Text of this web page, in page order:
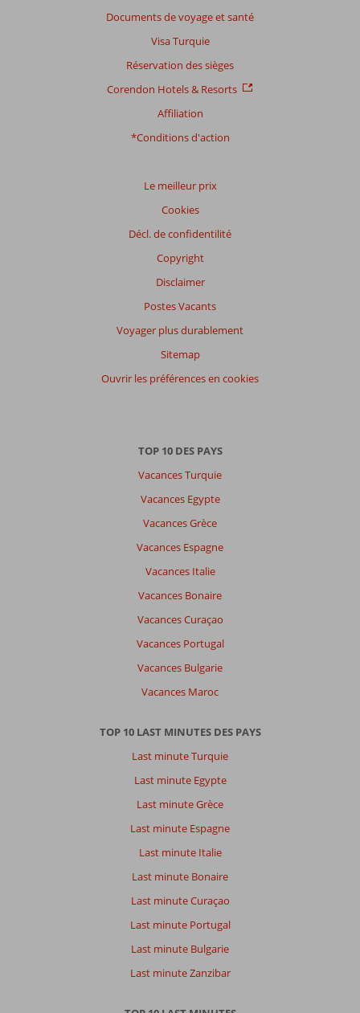
Documents de voyage et santé
Visa Turquie
Réservation des sièges
Corendon Hotels & Resorts
Affiliation
*Conditions d'action
Le meilleur prix
Cookies
Décl. de confidentilité
Copyright
Disclaimer
Postes Vacants
Voyager plus durablement
Sitemap
Ouvrir les préférences en cookies
TOP 10 DES PAYS
Vacances Turquie
Vacances Egypte
Vacances Grèce
Vacances Espagne
Vacances Italie
Vacances Bonaire
Vacances Curaçao
Vacances Portugal
Vacances Bulgarie
Vacances Maroc
TOP 10 LAST MINUTES DES PAYS
Last minute Turquie
Last minute Egypte
Last minute Grèce
Last minute Espagne
Last minute Italie
Last minute Bonaire
Last minute Curaçao
Last minute Portugal
Last minute Bulgarie
Last minute Zanzibar